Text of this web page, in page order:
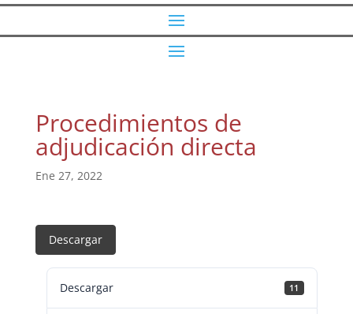
Procedimientos de
adjudicación directa
Ene 27, 2022
Descargar
Descargar 11